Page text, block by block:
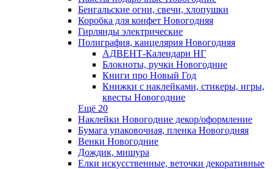
Бенгальские огни, свечи, хлопушки
Коробка для конфет Новогодняя
Гирлянды электрические
Полиграфия, канцелярия Новогодняя
АДВЕНТ-Календари НГ
Блокноты, ручки Новогодние
Книги про Новый Год
Книжки с наклейками, стикеры, игры,
квесты Новогодние
Ещё 20
Наклейки Новогодние декор/оформление
Бумага упаковочная, пленка Новогодняя
Венки Новогодние
Дождик, мишура
Елки искусственные, веточки декоративные